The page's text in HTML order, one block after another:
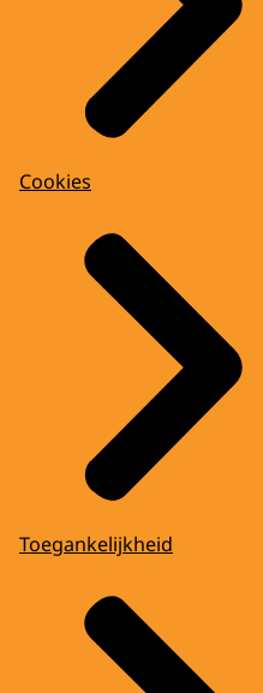
Cookies
Toegankelijkheid